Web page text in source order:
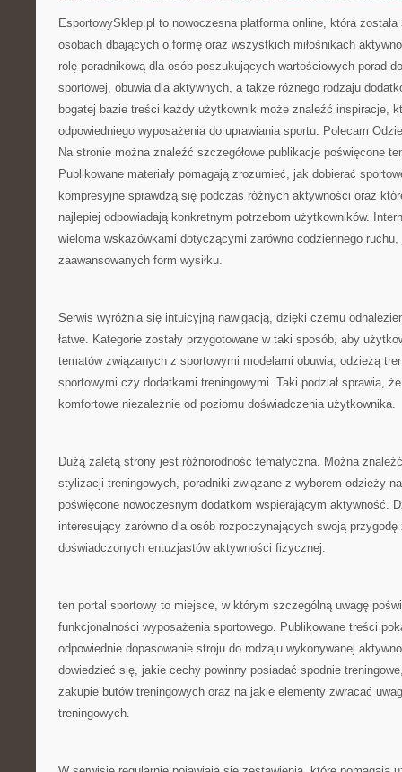
EsportowySklep.pl to nowoczesna platforma online, która
osobach dbających o formę oraz wszystkich miłośnikach
rolę poradnikową dla osób poszukujących wartościowych porad
sportowej, obuwia dla aktywnych, a także różnego rodzaju
bogatej bazie treści każdy użytkownik może znaleźć inspiracje,
odpowiedniego wyposażenia do uprawiania sportu. Polecam
Na stronie można znaleźć szczegółowe publikacje poświęcone
Publikowane materiały pomagają zrozumieć, jak dobierać
kompresyjne sprawdzą się podczas różnych aktywności oraz
najlepiej odpowiadają konkretnym potrzebom użytkowników.
wieloma wskazówkami dotyczącymi zarówno codziennego
zaawansowanych form wysiłku.
Serwis wyróżnia się intuicyjną nawigacją, dzięki czemu
łatwe. Kategorie zostały przygotowane w taki sposób, aby
tematów związanych z sportowymi modelami obuwia, odzieżą
sportowymi czy dodatkami treningowymi. Taki podział sprawia,
komfortowe niezależnie od poziomu doświadczenia użytkownika.
Dużą zaletą strony jest różnorodność tematyczna. Można
stylizacji treningowych, poradniki związane z wyborem odzieży
poświęcone nowoczesnym dodatkom wspierającym aktywność.
interesujący zarówno dla osób rozpoczynających swoją
doświadczonych entuzjastów aktywności fizycznej.
ten portal sportowy to miejsce, w którym szczególną uwagę
funkcjonalności wyposażenia sportowego. Publikowane treści
odpowiednie dopasowanie stroju do rodzaju wykonywanej
dowiedzieć się, jakie cechy powinny posiadać spodnie
zakupie butów treningowych oraz na jakie elementy zwracać
treningowych.